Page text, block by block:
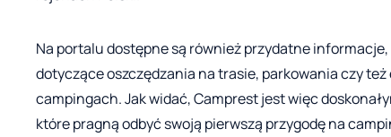
Na portalu dostępne są również przydatne
dotyczące oszczędzania na trasie, parkowania czy
campingach. Jak widać, Camprest jest więc
które pragną odbyć swoją pierwszą przygodę na